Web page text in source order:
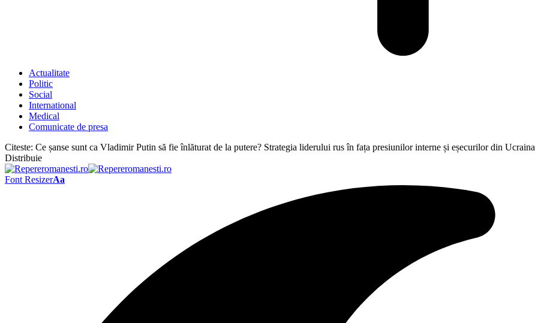
Actualitate
Politic
Social
International
Medical
Comunicate de presa
Citeste: Ce șanse sunt ca Vladimir Putin să fie înlăturat de la putere? Strategia liderului rus în fața presiunilor interne și eșecurilor din Ucraina
Distribuie
Font ResizerAa